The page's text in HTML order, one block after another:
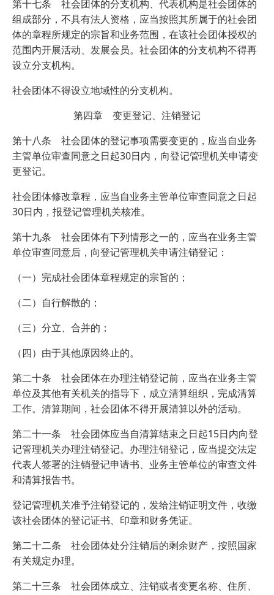
第十七条 社会团体的分支机构、代表机构是社会团体的
组成部分，不具有法人资格，应当按照其所属于的社会团
体的章程所规定的宗旨和业务范围，在该社会团体授权的
范围内开展活动、发展会员。社会团体的分支机构不得再
设立分支机构。
社会团体不得设立地域性的分支机构。
第四章 变更登记、注销登记
第十八条 社会团体的登记事项需要变更的，应当自业务
主管单位审查同意之日起30日内，向登记管理机关申请变
更登记。
社会团体修改章程，应当自业务主管单位审查同意之日起
30日内，报登记管理机关核准。
第十九条 社会团体有下列情形之一的，应当在业务主管
单位审查同意后，向登记管理机关申请注销登记：
（一）完成社会团体章程规定的宗旨的；
（二）自行解散的；
（三）分立、合并的；
（四）由于其他原因终止的。
第二十条 社会团体在办理注销登记前，应当在业务主管
单位及其他有关机关的指导下，成立清算组织，完成清算
工作。清算期间，社会团体不得开展清算以外的活动。
第二十一条 社会团体应当自清算结束之日起15日内向登
记管理机关办理注销登记。办理注销登记，应当提交法定
代表人签署的注销登记申请书、业务主管单位的审查文件
和清算报告书。
登记管理机关准予注销登记的，发给注销证明文件，收缴
该社会团体的登记证书、印章和财务凭证。
第二十二条 社会团体处分注销后的剩余财产，按照国家
有关规定办理。
第二十三条 社会团体成立、注销或者变更名称、住所、